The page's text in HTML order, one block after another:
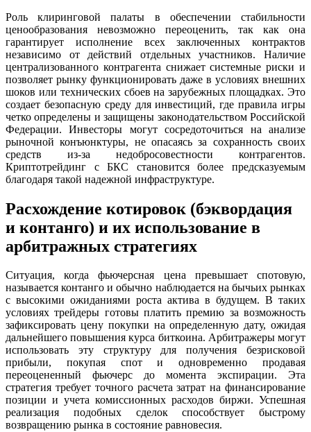
Роль клиринговой палаты в обеспечении стабильности
ценообразования невозможно переоценить, так как она
гарантирует исполнение всех заключенных контрактов
независимо от действий отдельных участников. Наличие
централизованного контрагента снижает системные риски и
позволяет рынку функционировать даже в условиях внешних
шоков или технических сбоев на зарубежных площадках. Это
создает безопасную среду для инвестиций, где правила игры
четко определены и защищены законодательством Российской
Федерации. Инвесторы могут сосредоточиться на анализе
рыночной конъюнктуры, не опасаясь за сохранность своих
средств из-за недобросовестности контрагентов.
Криптотрейдинг с БКС становится более предсказуемым
благодаря такой надежной инфраструктуре.
Расхождение котировок (бэквордация
и контанго) и их использование в
арбитражных стратегиях
Ситуация, когда фьючерсная цена превышает спотовую,
называется контанго и обычно наблюдается на бычьих рынках
с высокими ожиданиями роста актива в будущем. В таких
условиях трейдеры готовы платить премию за возможность
зафиксировать цену покупки на определенную дату, ожидая
дальнейшего повышения курса биткоина. Арбитражеры могут
использовать эту структуру для получения безрисковой
прибыли, покупая спот и одновременно продавая
переоцененный фьючерс до момента экспирации. Эта
стратегия требует точного расчета затрат на финансирование
позиции и учета комиссионных расходов биржи. Успешная
реализация подобных сделок способствует быстрому
возвращению рынка в состояние равновесия.